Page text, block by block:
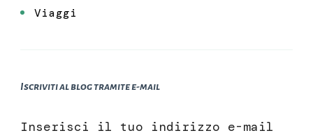
Viaggi
Iscriviti al blog tramite e-mail
Inserisci il tuo indirizzo e-mail